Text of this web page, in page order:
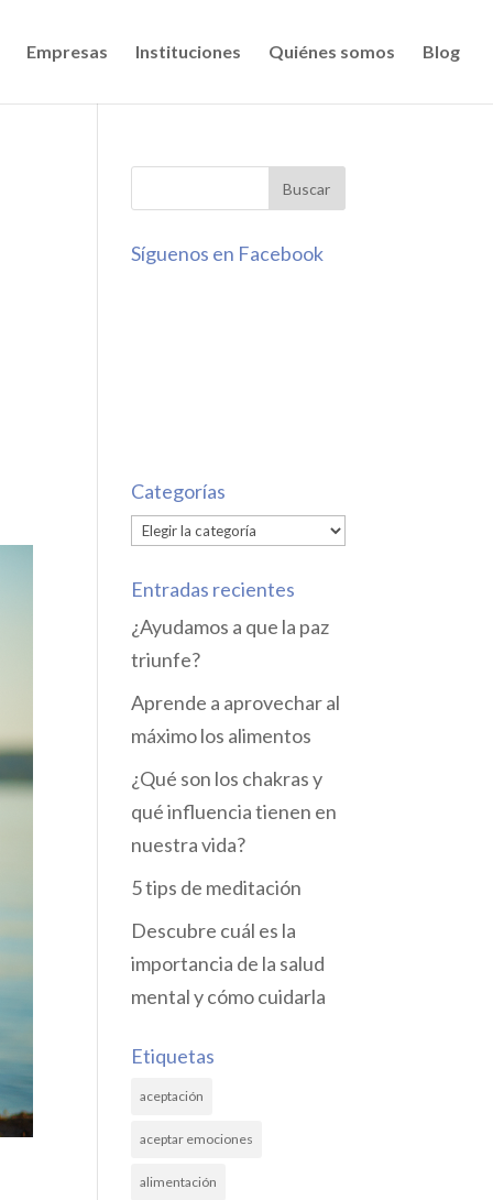
Empresas Instituciones Quiénes somos Blog
Síguenos en Facebook
Categorías
Categorías
Entradas recientes
¿Ayudamos a que la paz
triunfe?
Aprende a aprovechar al
máximo los alimentos
¿Qué son los chakras y
qué influencia tienen en
nuestra vida?
5 tips de meditación
Descubre cuál es la
importancia de la salud
mental y cómo cuidarla
Etiquetas
aceptación
aceptar emociones
alimentación